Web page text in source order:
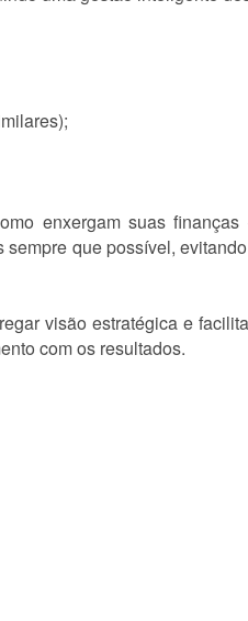
enxergam suas
que possível,
visão estratégica e
com os resultados.